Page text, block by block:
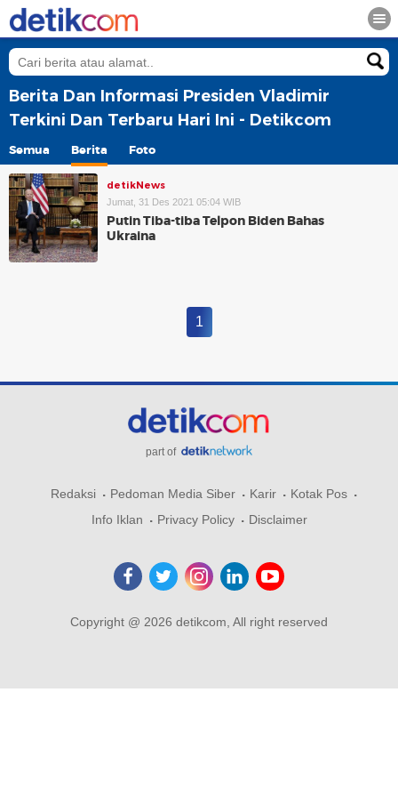
Berita Dan Informasi Presiden Vladimir
Terkini Dan Terbaru Hari Ini - Detikcom
Semua Berita Foto
detikNews
Jumat, 31 Des 2021 05:04 WIB
Putin Tiba-tiba Telpon Biden Bahas
Ukraina
1
part of
Redaksi Pedoman Media Siber Karir
Kotak Pos
Info Iklan
Privacy Policy Disclaimer
Copyright @ 2026 detikcom, All right reserved